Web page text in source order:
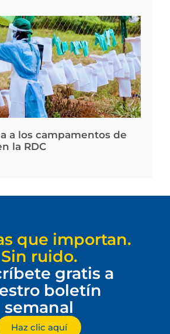
a los campamentos de
la RDC
que importan.
Sin ruido.
gratis a
boletín
semanal
Haz clic aquí